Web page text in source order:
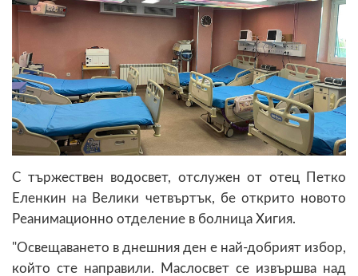
С тържествен водосвет, отслужен от отец Петко
Еленкин на Велики четвъртък, бе открито новото
Реанимационно отделение в болница Хигия.
"Освещаването в днешния ден е най-добрият избор,
който сте направили. Маслосвет се извършва над